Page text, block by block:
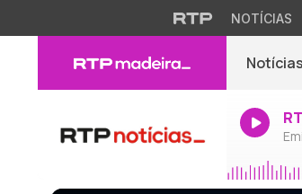
NOTÍCIAS
Notícias